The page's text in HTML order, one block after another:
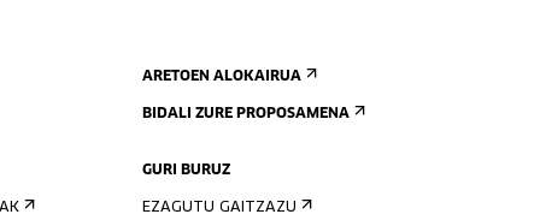
ARETOEN ALOKAIRUA
BIDALI ZURE PROPOSAMENA
GURI BURUZ
EZAGUTU GAITZAZU